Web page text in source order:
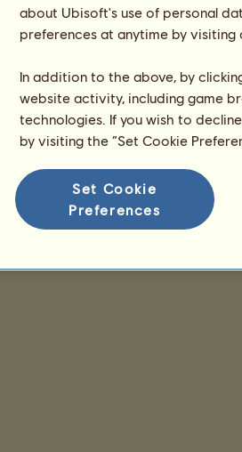
about Ubisoft's use of personal
preferences at anytime by
In addition to the above, by
website activity, including game
technologies. If you wish to
by visiting the “Set Cookie
Set Cookie
Preferences